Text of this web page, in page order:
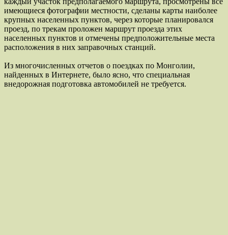
имеющиеся фотографии местности, сделаны карты наиболее
крупных населенных пунктов, через которые планировался
проезд, по трекам проложен маршрут проезда этих
населенных пунктов и отмечены предположительные места
расположения в них заправочных станций.
Из многочисленных отчетов о поездках по Монголии,
найденных в Интернете, было ясно, что специальная
внедорожная подготовка автомобилей не требуется.